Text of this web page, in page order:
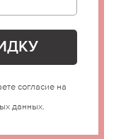
согласие на
данных.